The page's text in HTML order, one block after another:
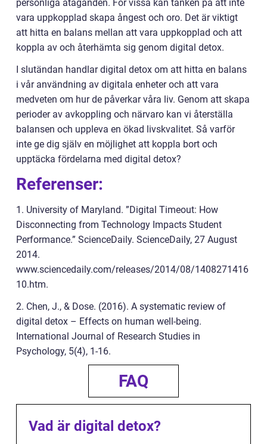
personliga åtaganden. För vissa kan tanken på att inte
vara uppkopplad skapa ångest och oro. Det är viktigt
att hitta en balans mellan att vara uppkopplad och att
koppla av och återhämta sig genom digital detox.
I slutändan handlar digital detox om att hitta en balans
i vår användning av digitala enheter och att vara
medveten om hur de påverkar våra liv. Genom att skapa
perioder av avkoppling och närvaro kan vi återställa
balansen och uppleva en ökad livskvalitet. Så varför
inte ge dig själv en möjlighet att koppla bort och
upptäcka fördelarna med digital detox?
Referenser:
1. University of Maryland. ”Digital Timeout: How
Disconnecting from Technology Impacts Student
Performance.” ScienceDaily. ScienceDaily, 27 August
2014.
www.sciencedaily.com/releases/2014/08/1408271416
10.htm.
2. Chen, J., & Dose. (2016). A systematic review of
digital detox – Effects on human well-being.
International Journal of Research Studies in
Psychology, 5(4), 1-16.
FAQ
Vad är digital detox?